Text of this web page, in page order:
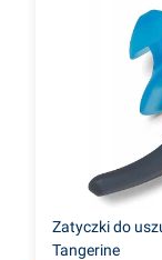
Zatyczki do
Tangerine